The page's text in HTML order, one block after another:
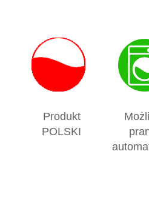
Produkt
POLSKI